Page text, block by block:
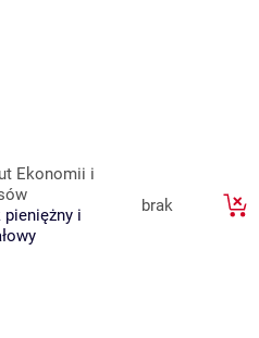
Ekonomii i
pieniężny i
brak